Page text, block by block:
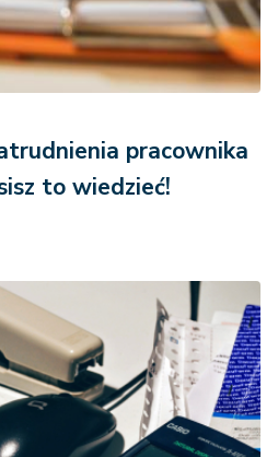
pracownika
to wiedzieć!